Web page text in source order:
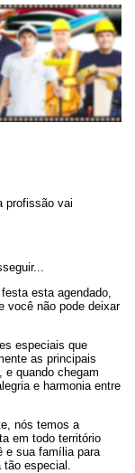
profissão vai
esta agendado,
você não pode deixar
especiais que
as principais
e quando chegam
e harmonia entre
nós temos a
em todo território
e sua família para
especial.